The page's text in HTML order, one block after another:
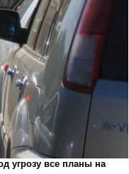
угрозу все планы на